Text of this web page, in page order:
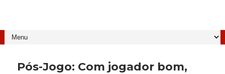
Pós-Jogo: Com jogador bom,